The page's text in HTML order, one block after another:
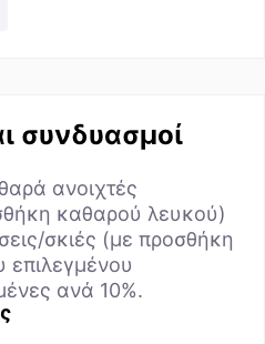
συνδυασμοί
ανοιχτές
καθαρού λευκού)
σκιές (με προσθήκη
ανά 10%.